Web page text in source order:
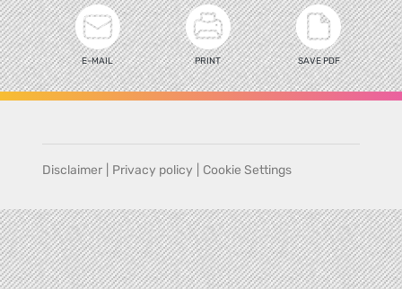
E-MAIL PRINT SAVE PDF
Disclaimer Privacy policy Cookie Settings